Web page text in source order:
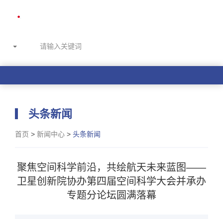
头条新闻
首页 > 新闻中心 > 头条新闻
聚焦空间科学前沿，共绘航天未来蓝图——
卫星创新院协办第四届空间科学大会并承办
专题分论坛圆满落幕